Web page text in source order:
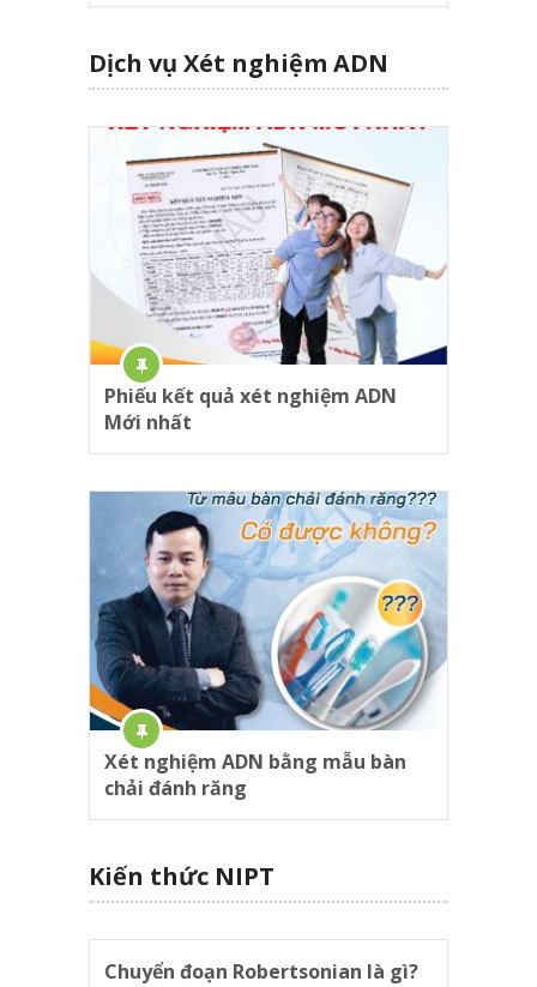
Dịch vụ Xét nghiệm ADN
Phiếu kết quả xét nghiệm ADN
Mới nhất
Xét nghiệm ADN bằng mẫu bàn
chải đánh răng
Kiến thức NIPT
Chuyển đoạn Robertsonian là gì?